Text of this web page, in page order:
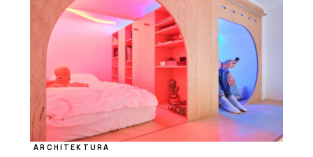
ARCHITEKTURA